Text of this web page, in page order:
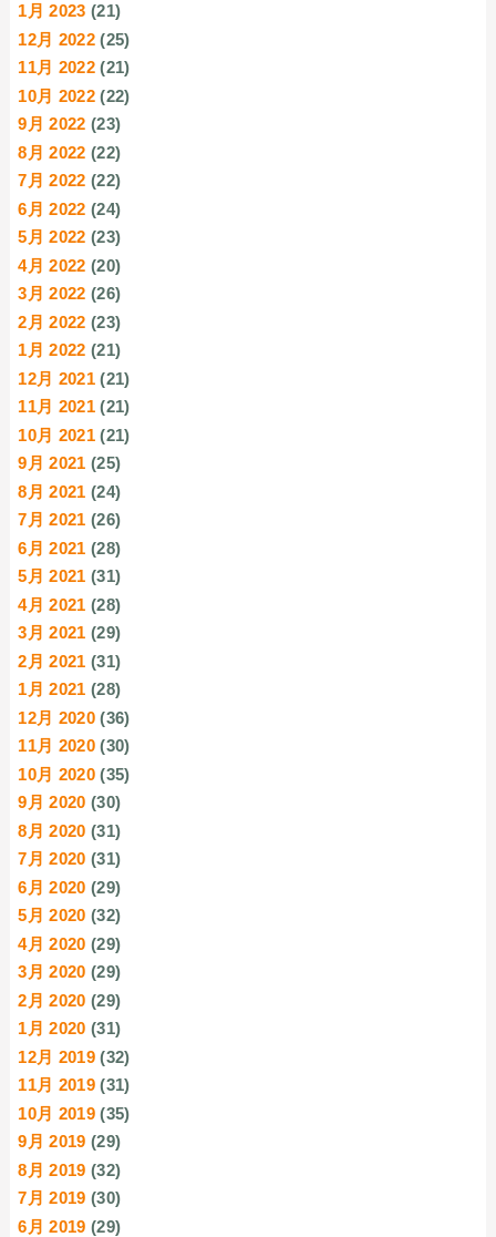
1月 2023 (21)
12月 2022 (25)
11月 2022 (21)
10月 2022 (22)
9月 2022 (23)
8月 2022 (22)
7月 2022 (22)
6月 2022 (24)
5月 2022 (23)
4月 2022 (20)
3月 2022 (26)
2月 2022 (23)
1月 2022 (21)
12月 2021 (21)
11月 2021 (21)
10月 2021 (21)
9月 2021 (25)
8月 2021 (24)
7月 2021 (26)
6月 2021 (28)
5月 2021 (31)
4月 2021 (28)
3月 2021 (29)
2月 2021 (31)
1月 2021 (28)
12月 2020 (36)
11月 2020 (30)
10月 2020 (35)
9月 2020 (30)
8月 2020 (31)
7月 2020 (31)
6月 2020 (29)
5月 2020 (32)
4月 2020 (29)
3月 2020 (29)
2月 2020 (29)
1月 2020 (31)
12月 2019 (32)
11月 2019 (31)
10月 2019 (35)
9月 2019 (29)
8月 2019 (32)
7月 2019 (30)
6月 2019 (29)